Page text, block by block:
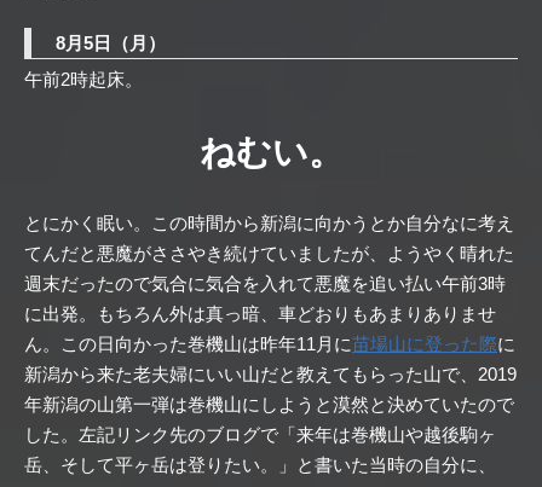
8月5日（月）
午前2時起床。
ねむい。
とにかく眠い。この時間から新潟に向かうとか自分なに考え
てんだと悪魔がささやき続けていましたが、ようやく晴れた
週末だったので気合に気合を入れて悪魔を追い払い午前3時
に出発。もちろん外は真っ暗、車どおりもあまりありませ
ん。この日向かった巻機山は昨年11月に苗場山に登った際に
新潟から来た老夫婦にいい山だと教えてもらった山で、2019
年新潟の山第一弾は巻機山にしようと漠然と決めていたので
した。左記リンク先のブログで「来年は巻機山や越後駒ヶ
岳、そして平ヶ岳は登りたい。」と書いた当時の自分に、